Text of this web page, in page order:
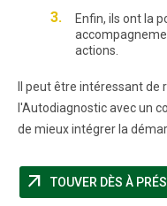
Enfin, ils ont la
actions.
Il peut être intéressant
l'Autodiagnostic avec un
de mieux intégrer la
arrow_outward TOUVER DÈS À